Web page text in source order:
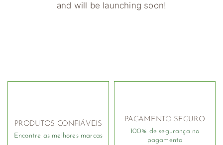
and will be launching soon!
PRODUTOS CONFIÁVEIS
Encontre as melhores marcas
PAGAMENTO SEGURO
100% de segurança no
pagamento